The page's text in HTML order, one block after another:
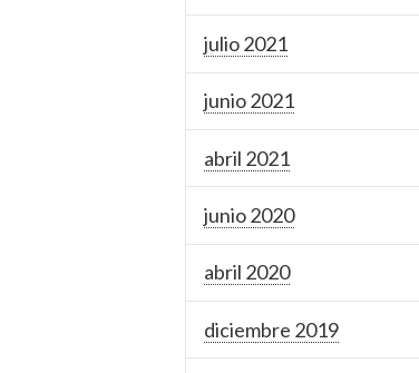
julio 2021
junio 2021
abril 2021
junio 2020
abril 2020
diciembre 2019